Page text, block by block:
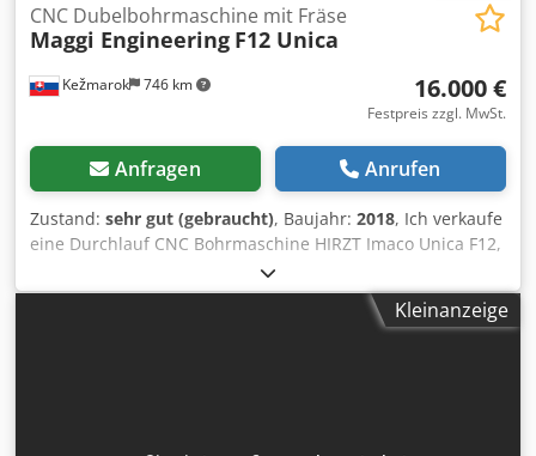
Kežmarok 746 km
CNC Dubelbohrmaschine mit Fräse
Maggi Engineering F12 Unica
16.000 €
Festpreis zzgl. MwSt.
Anfragen Anrufen
Zustand: sehr gut (gebraucht), Baujahr: 2018, Ich verkaufe
eine Durchlauf CNC Bohrmaschine HIRZT Imaco Unica F12,
Baujahr 2018. Neumaschine aus Showroom ! Dkedjy U
Eluspfx Ag Djr Konfigurazion: Fräsmotor 2,2kW / 18.000
rpm 12 + 4 + 4 Stk. Bohrspindels Rillensäge 1 Stk.Kleinanzeige